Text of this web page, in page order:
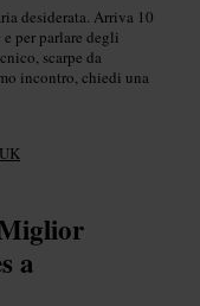
desiderata. Arriva 10
per parlare degli
scarpe da
incontro, chiedi una
a